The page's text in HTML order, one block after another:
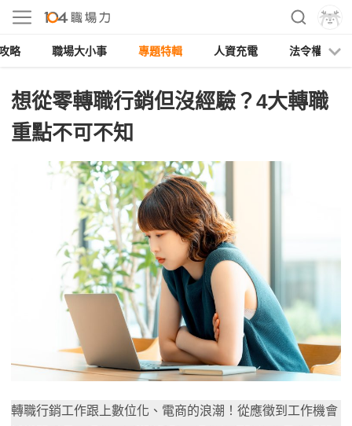
略 職場大小事 專題特輯 人資充電 法令權益
想從零轉職行銷但沒經驗？4大轉職
重點不可不知
轉職行銷工作跟上數位化、電商的浪潮！從應徵到工作機會